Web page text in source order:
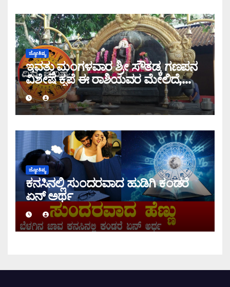
ಜ್ಯೋತಿಷ್ಯ
ಇವತ್ತು ಮಂಗಳವಾರ ಶ್ರೀ ಸೌತಡ್ಕ ಗಣಪನ
ವಿಶೇಷ ಕೃಪೆ ಈ ರಾಶಿಯವರ ಮೇಲಿದೆ,
ಇಂದಿನ ರಾಶಿ ಭವಿಷ್ಯ ತಿಳಿಯಿರಿ
ಜ್ಯೋತಿಷ್ಯ
ಕನಸಿನಲ್ಲಿ ಸುಂದರವಾದ ಹುಡಿಗಿ ಕಂಡರೆ
ಏನ್ ಅರ್ಥ